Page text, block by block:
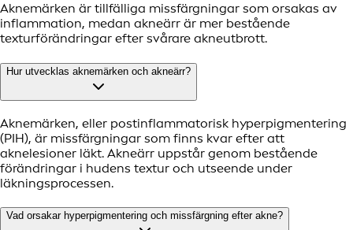
Aknemärken är tillfälliga missfärgningar som orsakas av
inflammation, medan akneärr är mer bestående
texturförändringar efter svårare akneutbrott.
Hur utvecklas aknemärken och akneärr?
Aknemärken, eller postinflammatorisk hyperpigmentering
(PIH), är missfärgningar som finns kvar efter att
aknelesioner läkt. Akneärr uppstår genom bestående
förändringar i hudens textur och utseende under
läkningsprocessen.
Vad orsakar hyperpigmentering och missfärgning efter akne?